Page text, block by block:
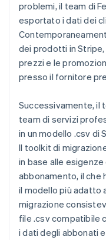
problemi, il team di
esportato i dati dei
dei prodotti in
prezzi e le
presso il fornitore
Successivamente, il
team di servizi
in un modello .csv di
Il toolkit di
in base alle
abbonamento, il che
il modello più adatto
migrazione
file .csv compatibile
i dati degli abbonati